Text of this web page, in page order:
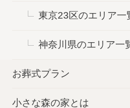
東京23区のエリア一
神奈川県のエリア一
お葬式プラン
小さな森の家とは